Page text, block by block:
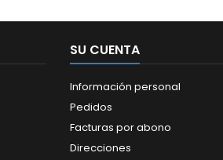
SU CUENTA
Información personal
Pedidos
Facturas por abono
Direcciones